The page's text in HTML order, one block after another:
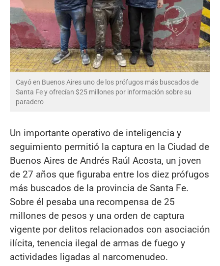
Cayó en Buenos Aires uno de los prófugos más buscados de
Santa Fe y ofrecían $25 millones por información sobre su
paradero
Un importante operativo de inteligencia y
seguimiento permitió la captura en la Ciudad de
Buenos Aires de Andrés Raúl Acosta, un joven
de 27 años que figuraba entre los diez prófugos
más buscados de la provincia de Santa Fe.
Sobre él pesaba una recompensa de 25
millones de pesos y una orden de captura
vigente por delitos relacionados con asociación
ilícita, tenencia ilegal de armas de fuego y
actividades ligadas al narcomenudeo.